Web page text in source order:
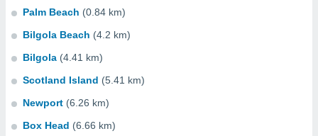
Palm Beach (0.84 km)
Bilgola Beach (4.2 km)
Bilgola (4.41 km)
Scotland Island (5.41 km)
Newport (6.26 km)
Box Head (6.66 km)